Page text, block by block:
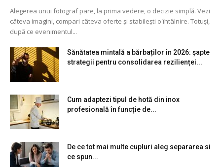
Alegerea unui fotograf pare, la prima vedere, o decizie simplă. Vezi
câteva imagini, compari câteva oferte și stabilești o întâlnire. Totuși,
după ce evenimentul...
Sănătatea mintală a bărbaților în 2026: șapte
strategii pentru consolidarea rezilienței...
Cum adaptezi tipul de hotă din inox
profesională în funcție de...
De ce tot mai multe cupluri aleg separarea si
ce spun...